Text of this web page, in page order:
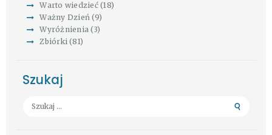
Warto wiedzieć(18)
Ważny Dzień (9)
Wyróżnienia (3)
Zbiórki (81)
Szukaj
Szukaj: